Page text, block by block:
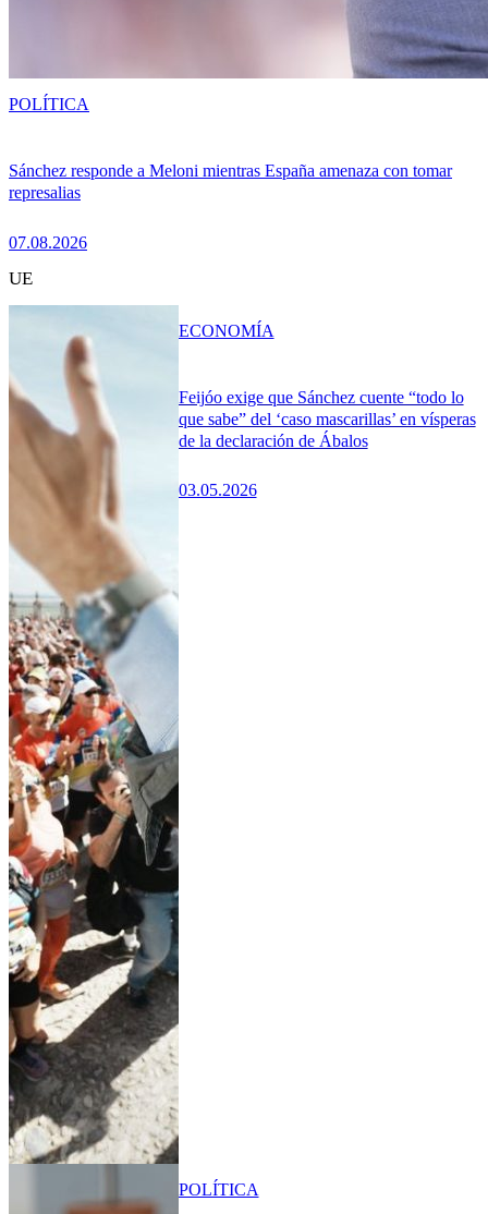
Sánchez responde a Meloni mientras España amenaza con tomar
represalias
07.08.2026
POLÍTICA
UE
Feijóo exige que Sánchez cuente “todo lo
que sabe” del ‘caso mascarillas’ en vísperas
de la declaración de Ábalos
03.05.2026
ECONOMÍA
POLÍTICA